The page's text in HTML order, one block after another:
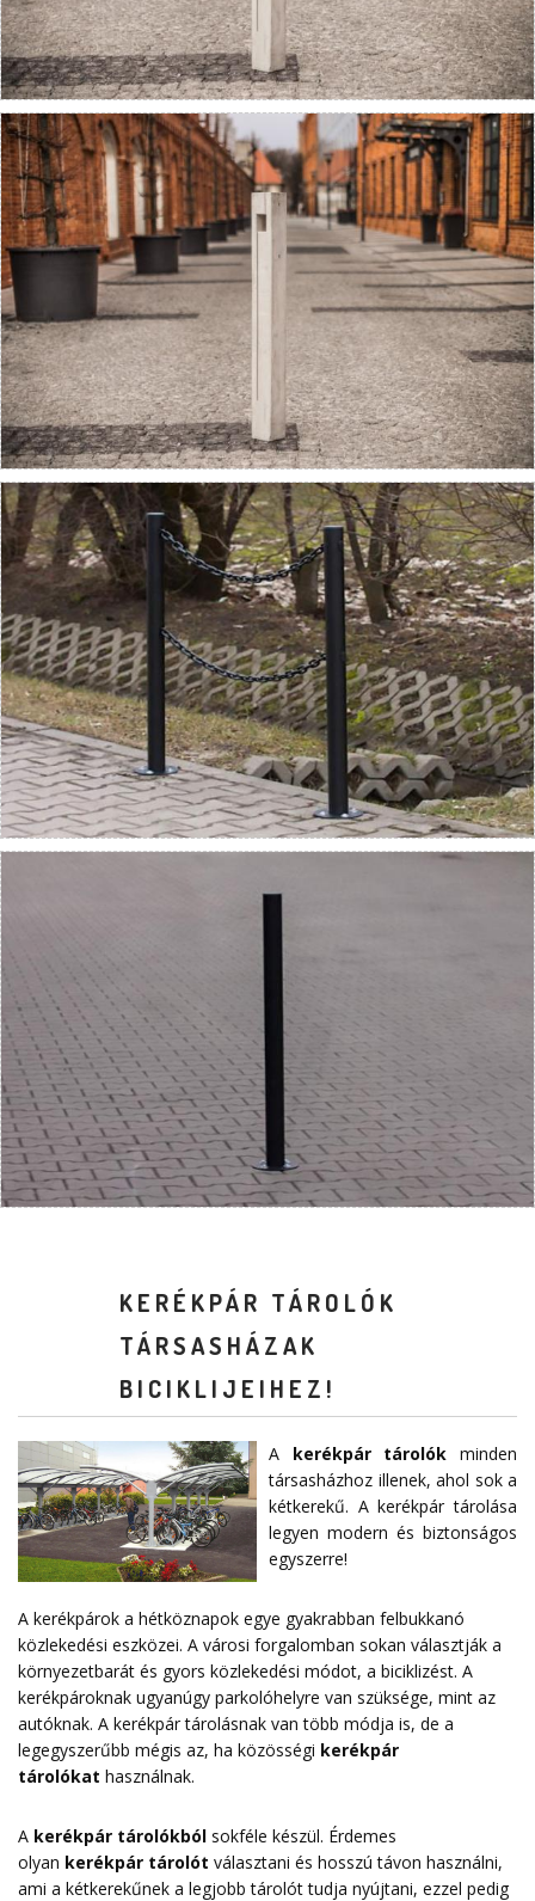
KERÉKPÁR TÁROLÓK
TÁRSASHÁZAK
BICIKLIJEIHEZ!
A kerékpár tárolók minden
társasházhoz illenek, ahol sok a
kétkerekű. A kerékpár tárolása
legyen modern és biztonságos
egyszerre!
A kerékpárok a hétköznapok egye gyakrabban felbukkanó
közlekedési eszközei. A városi forgalomban sokan választják a
környezetbarát és gyors közlekedési módot, a biciklizést. A
kerékpároknak ugyanúgy parkolóhelyre van szüksége, mint az
autóknak. A kerékpár tárolásnak van több módja is, de a
legegyszerűbb mégis az, ha közösségi kerékpár
tárolókat használnak.
A kerékpár tárolókból sokféle készül. Érdemes
olyan kerékpár tárolót választani és hosszú távon használni,
ami a kétkerekűnek a legjobb tárolót tudja nyújtani, ezzel pedig